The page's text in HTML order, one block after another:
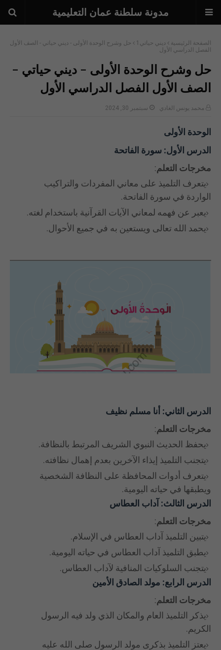
مدونة سلطنة عمان التعليمية
الصفحة الرئيسية ديني حياتي1
حل وشرح الوحدة الأولى - ديني حياتي - الصف الأول
الفصل الدراسي الأول
حل وشرح الوحدة الأولى - ديني حياتي -
الصف الأول الفصل الدراسي الأول
محمد يونس الغادي سبتمبر 30, 2024
الوحدة الأولى
الدرس الأول: سورة الفاتحة
مخرجات التعلم:
يتعرف التلميذ على معاني المفردات والتراكيب
الواردة في سورة الفاتحة.
يعبر عن فهمه لمعاني الآيات القرآنية باستخدام لغته.
يحمد الله تعالى ويستعين به في جميع الأحوال.
الدرس الثاني: أنا مسلم نظيف
مخرجات التعلم:
يحفظ الحديث النبوي الشريف المرتبط بالنظافة.
يتجنب التلميذ إيذاء الآخرين بعدم إهمال نظافته.
يتعرف أدوات المحافظة على النظافة الشخصية
ويطبقها في حياته اليومية.
الدرس الثالث: آداب العطاس
مخرجات التعلم:
يتبين التلميذ آداب العطاس في الإسلام.
يطبق التلميذ آداب العطاس في حياته اليومية.
يتجنب السلوكيات المنافية لآداب العطاس.
الدرس الرابع: مولد الصادق الأمين
مخرجات التعلم:
يذكر التلميذ العام والمكان الذي ولد فيه الرسول
الكريم.
يعتز التلميذ بذكرى مولد الرسول صلى الله عليه